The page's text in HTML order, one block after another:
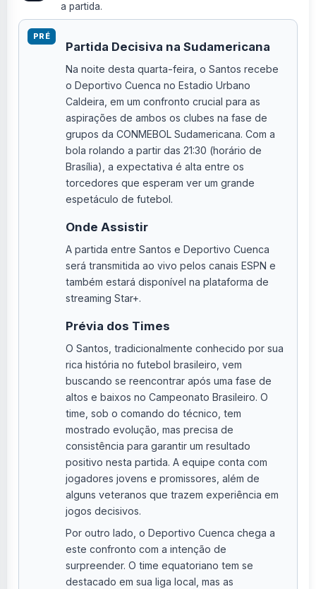
a partida.
PRÉ
Partida Decisiva na Sudamericana
Na noite desta quarta-feira, o Santos recebe
o Deportivo Cuenca no Estadio Urbano
Caldeira, em um confronto crucial para as
aspirações de ambos os clubes na fase de
grupos da CONMEBOL Sudamericana. Com a
bola rolando a partir das 21:30 (horário de
Brasília), a expectativa é alta entre os
torcedores que esperam ver um grande
espetáculo de futebol.
Onde Assistir
A partida entre Santos e Deportivo Cuenca
será transmitida ao vivo pelos canais ESPN e
também estará disponível na plataforma de
streaming Star+.
Prévia dos Times
O Santos, tradicionalmente conhecido por sua
rica história no futebol brasileiro, vem
buscando se reencontrar após uma fase de
altos e baixos no Campeonato Brasileiro. O
time, sob o comando do técnico, tem
mostrado evolução, mas precisa de
consistência para garantir um resultado
positivo nesta partida. A equipe conta com
jogadores jovens e promissores, além de
alguns veteranos que trazem experiência em
jogos decisivos.
Por outro lado, o Deportivo Cuenca chega a
este confronto com a intenção de
surpreender. O time equatoriano tem se
destacado em sua liga local, mas as